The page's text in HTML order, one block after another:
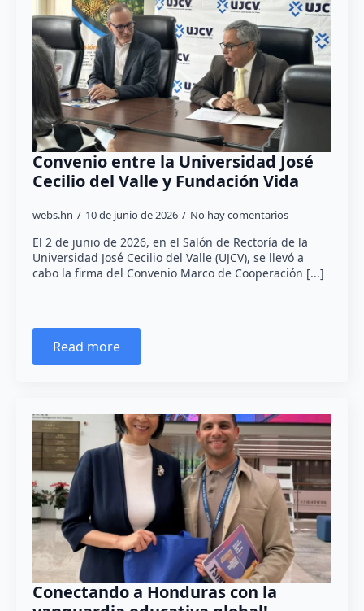
Convenio entre la Universidad José
Cecilio del Valle y Fundación Vida
webs.hn 10 de junio de 2026 No hay comentarios
El 2 de junio de 2026, en el Salón de Rectoría de la
Universidad José Cecilio del Valle (UJCV), se llevó a
cabo la firma del Convenio Marco de Cooperación [...]
Read more
Conectando a Honduras con la